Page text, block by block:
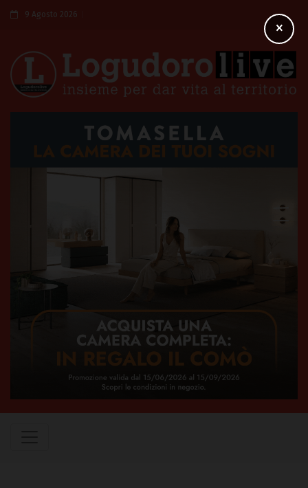
9 Agosto 2026
×